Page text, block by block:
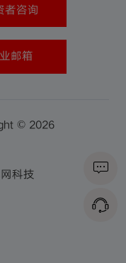
者咨询
邮箱
© 2026
科技